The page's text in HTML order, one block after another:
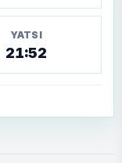
YATSI
21:52